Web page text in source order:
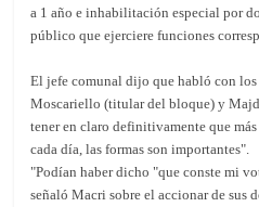
a 1 año e inhabilitación especial por
público que ejerciere funciones
El jefe comunal dijo que habló con
Moscariello (titular del bloque) y
tener en claro definitivamente que
cada día, las formas son importantes".
"Podían haber dicho "que conste mi
señaló Macri sobre el accionar de sus